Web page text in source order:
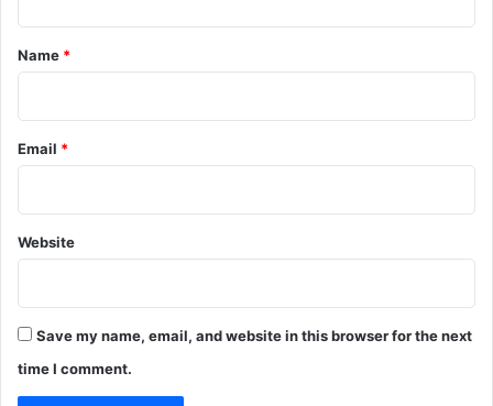
*
Name *
Email *
Website
Save my name, email, and website in this browser for the next
time I comment.